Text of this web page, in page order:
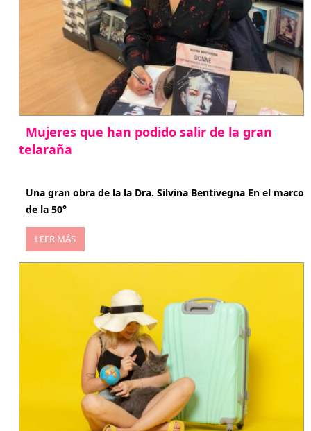
Mujeres que han podido salir de la gran
telaraña
Una gran obra de la la Dra. Silvina Bentivegna En el marco
de la 50°
LEER MÁS